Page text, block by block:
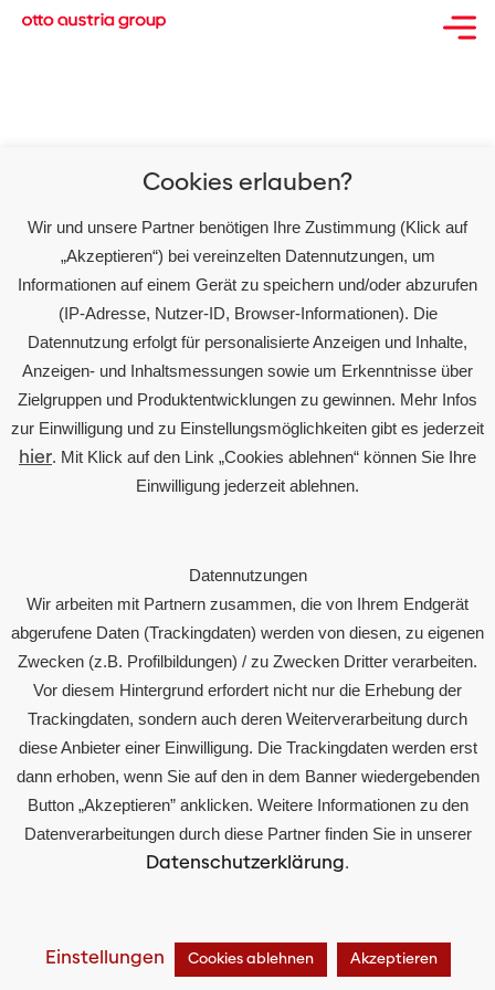
Willkommen bei WordPress. Dies ist dein erster
Beitrag. Bearbeite oder lösche ihn und beginne mit
dem Schreiben!
Über Uns
Rechtliches
Impressum
Compliance
Cookies erlauben?
Wir und unsere Partner benötigen Ihre Zustimmung (Klick auf
„Akzeptieren“) bei vereinzelten Datennutzungen, um
Informationen auf einem Gerät zu speichern und/oder abzurufen
(IP-Adresse, Nutzer-ID, Browser-Informationen). Die
Datennutzung erfolgt für personalisierte Anzeigen und Inhalte,
Anzeigen- und Inhaltsmessungen sowie um Erkenntnisse über
Zielgruppen und Produktentwicklungen zu gewinnen. Mehr Infos
zur Einwilligung und zu Einstellungsmöglichkeiten gibt es jederzeit
hier. Mit Klick auf den Link „Cookies ablehnen“ können Sie Ihre
Einwilligung jederzeit ablehnen.
Datennutzungen
Wir arbeiten mit Partnern zusammen, die von Ihrem Endgerät
abgerufene Daten (Trackingdaten) werden von diesen, zu eigenen
Zwecken (z.B. Profilbildungen) / zu Zwecken Dritter verarbeiten.
Vor diesem Hintergrund erfordert nicht nur die Erhebung der
Trackingdaten, sondern auch deren Weiterverarbeitung durch
diese Anbieter einer Einwilligung. Die Trackingdaten werden erst
dann erhoben, wenn Sie auf den in dem Banner wiedergebenden
Button „Akzeptieren” anklicken. Weitere Informationen zu den
Datenverarbeitungen durch diese Partner finden Sie in unserer
Datenschutzerklärung.
Einstellungen Cookies ablehnen Akzeptieren